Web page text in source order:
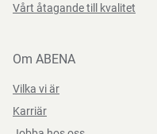
Vårt åtagande till kvalitet
Om ABENA
Vilka vi är
Karriär